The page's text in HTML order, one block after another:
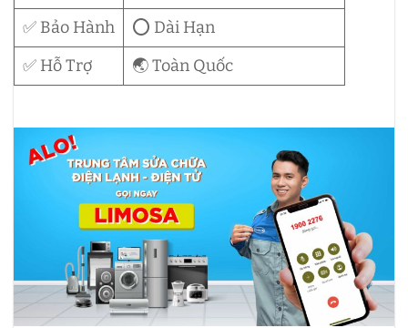
✅ Bảo Hành
⭕ Dài Hạn
✅ Hỗ Trợ
🌏 Toàn Quốc